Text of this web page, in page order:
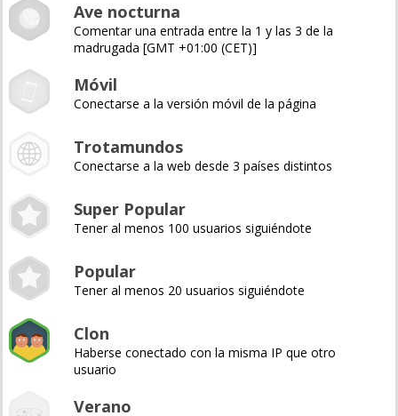
Ave nocturna
Comentar una entrada entre la 1 y las 3 de la
madrugada [GMT +01:00 (CET)]
Móvil
Conectarse a la versión móvil de la página
Trotamundos
Conectarse a la web desde 3 países distintos
Super Popular
Tener al menos 100 usuarios siguiéndote
Popular
Tener al menos 20 usuarios siguiéndote
Clon
Haberse conectado con la misma IP que otro
usuario
Verano